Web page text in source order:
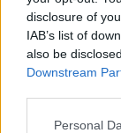
disclosure of
IAB’s list of
also be
Downstream
Personal